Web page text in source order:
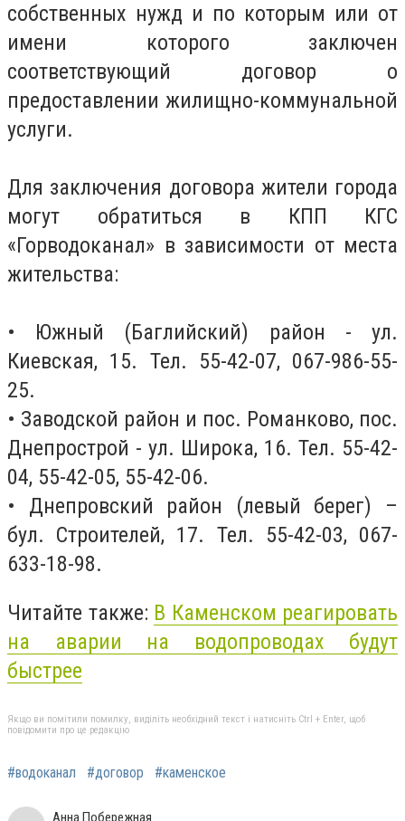
собственных нужд и по которым или от
имени которого заключен
соответствующий договор о
предоставлении жилищно-коммунальной
услуги.
Для заключения договора жители города
могут обратиться в КПП КГС
«Горводоканал» в зависимости от места
жительства:
• Южный (Баглийский) район - ул.
Киевская, 15. Тел. 55-42-07, 067-986-55-
25.
• Заводской район и пос. Романково, пос.
Днепрострой - ул. Широка, 16. Тел. 55-42-
04, 55-42-05, 55-42-06.
• Днепровский район (левый берег) –
бул. Строителей, 17. Тел. 55-42-03, 067-
633-18-98.
Читайте также: В Каменском реагировать
на аварии на водопроводах будут
быстрее
Якщо ви помітили помилку, виділіть необхідний текст і натисніть Ctrl + Enter, щоб
повідомити про це редакцію
#водоканал #договор #каменское
Анна Побережная